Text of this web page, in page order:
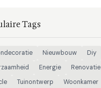
Tags
Nieuwbouw
Diy
Energie
Renovatie
Tuinontwerp
Woonkamer